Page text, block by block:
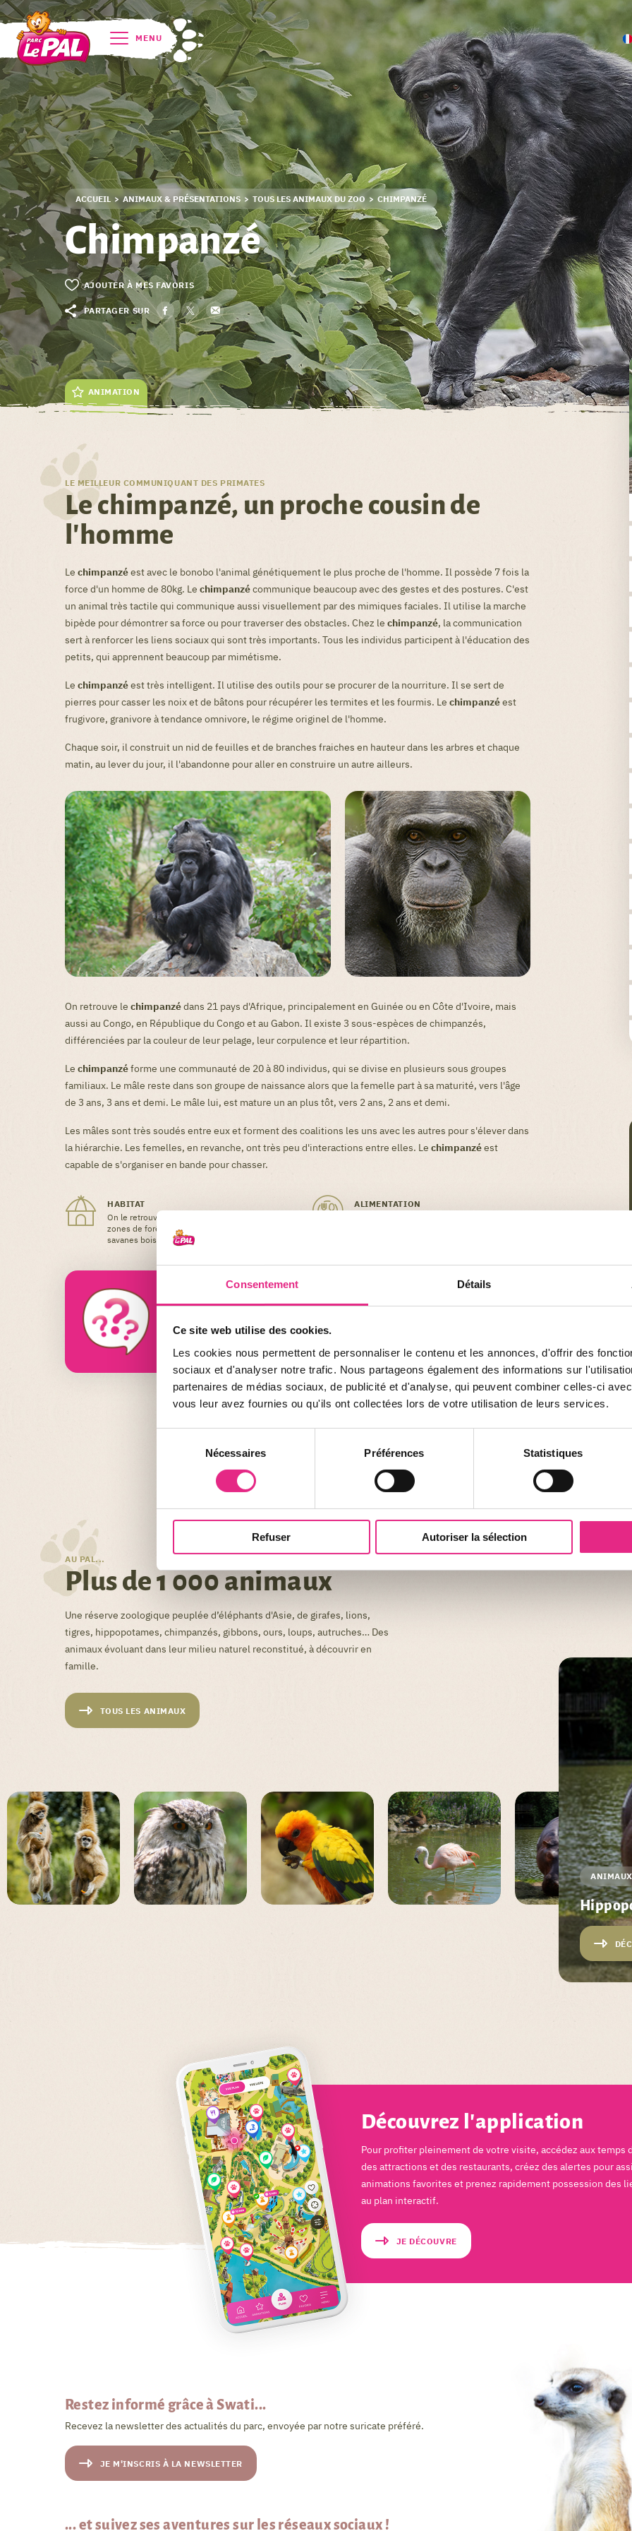
Consentement Détails
Ce site web utilise des cookies.
Les cookies nous permettent de personnaliser le contenu et les annonces, d'offrir des
sociaux et d'analyser notre trafic. Nous partageons également des informations sur
partenaires de médias sociaux, de publicité et d'analyse, qui peuvent combiner celles-ci
vous leur avez fournies ou qu'ils ont collectées lors de votre utilisation de leurs services.
consentement
Nécessaires Préférences Statistiques
Refuser Autoriser la sélection
MENU
ACCUEIL ANIMAUX & PRÉSENTATIONS TOUS LES ANIMAUX DU ZOO CHIMPANZÉ
Chimpanzé
AJOUTER À MES FAVORIS
PARTAGER SUR
ANIMATION
LE MEILLEUR COMMUNIQUANT DES PRIMATES
Le chimpanzé, un proche cousin de
l'homme
Le chimpanzéest avec le bonobo l'animal génétiquement le plus proche de l'homme. Il possède 7 fois la
force d'un homme de 80kg. Le chimpanzécommunique beaucoup avec des gestes et des postures. C'est
un animal très tactile qui communique aussi visuellement par des mimiques faciales. Il utilise la marche
bipède pour démontrer sa force ou pour traverser des obstacles. Chez le chimpanzé, la communication
sert à renforcer les liens sociaux qui sont très importants. Tous les individus participent à l'éducation des
petits, qui apprennent beaucoup par mimétisme.
Le chimpanzéest très intelligent. Il utilise des outils pour se procurer de la nourriture. Il se sert de
pierres pour casser les noix et de bâtons pour récupérer les termites et les fourmis. Le chimpanzéest
frugivore, granivore à tendance omnivore, le régime originel de l'homme.
Chaque soir, il construit un nid de feuilles et de branches fraiches en hauteur dans les arbres et chaque
matin, au lever du jour, il l'abandonne pour aller en construire un autre ailleurs.
On retrouve le chimpanzédans 21 pays d'Afrique, principalement en Guinée ou en Côte d'Ivoire, mais
aussi au Congo, en République du Congo et au Gabon. Il existe 3 sous-espèces de chimpanzés,
différenciées par la couleur de leur pelage, leur corpulence et leur répartition.
Le chimpanzéforme une communauté de 20 à 80 individus, qui se divise en plusieurs sous groupes
familiaux. Le mâle reste dans son groupe de naissance alors que la femelle part à sa maturité, vers l'âge
de 3 ans, 3 ans et demi. Le mâle lui, est mature un an plus tôt, vers 2 ans, 2 ans et demi.
Les mâles sont très soudés entre eux et forment des coalitions les uns avec les autres pour s'élever dans
la hiérarchie. Les femelles, en revanche, ont très peu d'interactions entre elles. Le chimpanzéest
capable de s'organiser en bande pour chasser.
HABITAT
On le retrouve dans les forêts humides, les
zones de forêts claires caduques ou de
savanes boisées.
ALIMENTATION
Le saviez-vous ?
Le chimpanzé pratique l’automédication : il est capable de se soigner par les
AU PAL...
Plus de 1 000 animaux
Une réserve zoologique peuplée d’éléphants d'Asie, de girafes, lions,
tigres, hippopotames, chimpanzés, gibbons, ours, loups, autruches… Des
animaux évoluant dans leur milieu naturel reconstitué, à découvrir en
famille.
TOUS LES ANIMAUX
ANIMAUX
Découvrez l'application
Pour profiter pleinement de votre visite, accédez aux temps
des attractions et des restaurants, créez des alertes pour
animations favorites et prenez rapidement possession des
au plan interactif.
JE DÉCOUVRE
Restez informé grâce à Swati...
Recevez la newsletter des actualités du parc, envoyée par notre suricate préféré.
JE M'INSCRIS À LA NEWSLETTER
... et suivez ses aventures sur les réseaux sociaux !